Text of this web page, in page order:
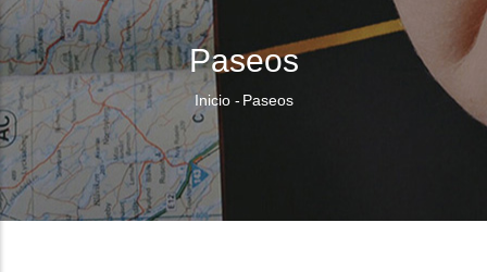
Paseos
Sobrescribir
enlaces
de
ayuda
Inicio - Paseos